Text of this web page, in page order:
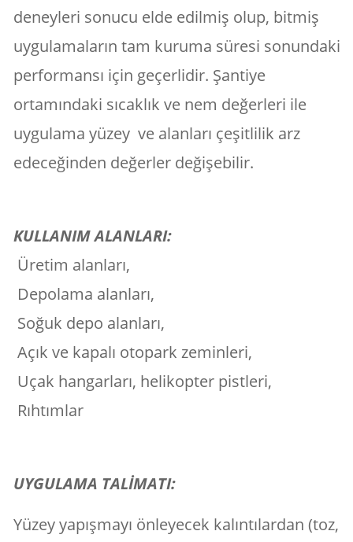
deneyleri sonucu elde edilmiş olup, bitmiş
uygulamaların tam kuruma süresi sonundaki
performansı için geçerlidir. Şantiye
ortamındaki sıcaklık ve nem değerleri ile
uygulama yüzey ve alanları çeşitlilik arz
edeceğinden değerler değişebilir.
KULLANIM ALANLARI:
Üretim alanları,
Depolama alanları,
Soğuk depo alanları,
Açık ve kapalı otopark zeminleri,
Uçak hangarları, helikopter pistleri,
Rıhtımlar
UYGULAMA TALİMATI:
Yüzey yapışmayı önleyecek kalıntılardan (toz,